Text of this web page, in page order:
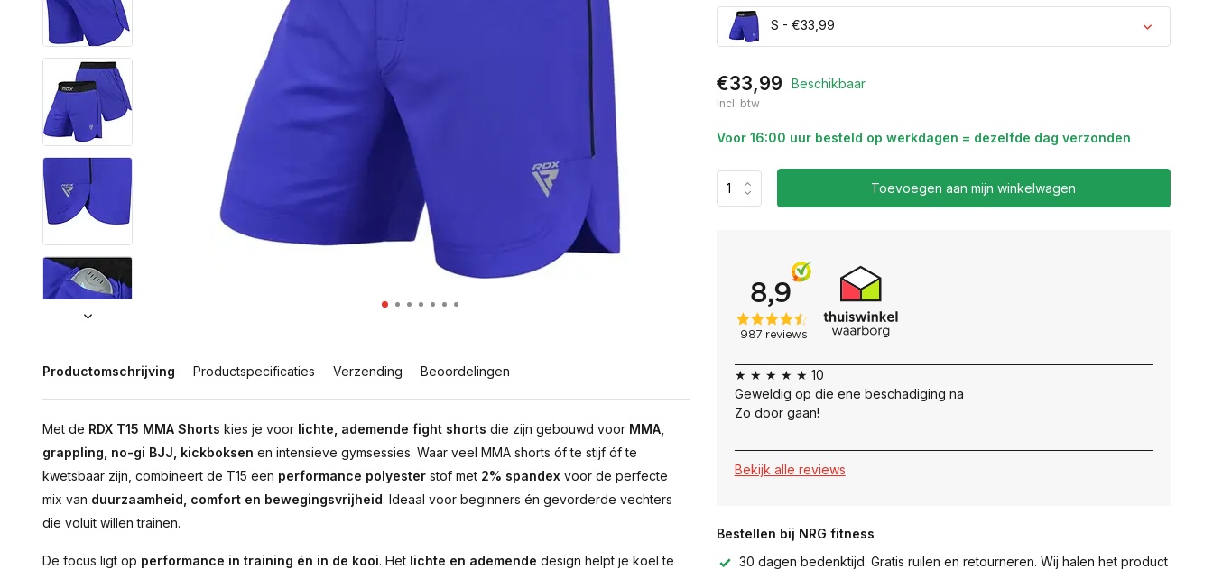
Productomschrijving Productspecificaties Verzending Beoordelingen
Met de RDX T15 MMA Shorts kies je voor lichte, ademende fight shorts die zijn gebouwd voor MMA,
grappling, no-gi BJJ, kickboksen en intensieve gymsessies. Waar veel MMA shorts óf te stijf óf te
kwetsbaar zijn, combineert de T15 een performance polyester stof met 2% spandex voor de perfecte
mix van duurzaamheid, comfort en bewegingsvrijheid. Ideaal voor beginners én gevorderde vechters
die voluit willen trainen.
De focus ligt op performance in training én in de kooi. Het lichte en ademende design helpt je koel te
S - €33,99
€33,99 Beschikbaar
Incl. btw
Voor 16:00 uur besteld op werkdagen = dezelfde dag verzonden
Toevoegen aan mijn winkelwagen
★ ★ ★ ★ ★ 10
Geweldig op die ene beschadiging na
Zo door gaan!
Bekijk alle reviews
Bestellen bij NRG fitness
30 dagen bedenktijd. Gratis ruilen en retourneren. Wij halen het product